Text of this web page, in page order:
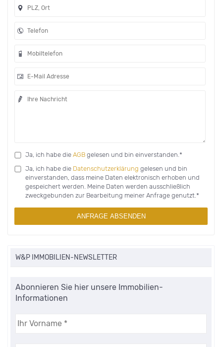
Ja, ich habe die AGB gelesen und bin einverstanden.*
Ja, ich habe die Datenschutzerklärung gelesen und bin
einverstanden, dass meine Daten elektronisch erhoben und
gespeichert werden. Meine Daten werden ausschließlich
zweckgebunden zur Bearbeitung meiner Anfrage genutzt.*
ANFRAGE ABSENDEN
W&P IMMOBILIEN-NEWSLETTER
Abonnieren Sie hier unsere Immobilien-
Informationen